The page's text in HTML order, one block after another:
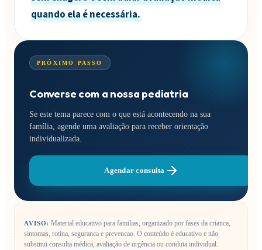
quando ela é necessária.
PRÓXIMO PASSO
Converse com a nossa pediatria
Se este tema parece com o que está acontecendo na sua
família, agende uma avaliação para receber orientação
individualizada.
Agendar consulta
AVISO: Material educativo para familias, organizado por fases da crianca,
sintomas, rotina, seguranca e prevencao. O conteúdo é educativo e não
substitui consulta médica, avaliação de urgência ou conduta individual.